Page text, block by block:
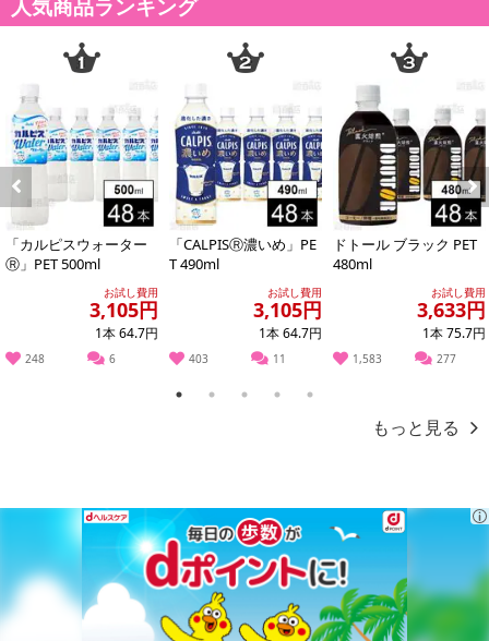
不在票にてご対応ください。
※発送予定日は前後する場合がございます。また商品によって発送
日が異なります。
※dショッピングサンプル百貨店よりお届けする商品は、ご利用いた
だいた後のご感想をいただくことを目的としており、転売等は固く
禁じます。
転売等、目的以外での利用が確認された場合は、サービス利用を停
止させていただきます。
発送日カレンダー
その他共通および商品カテゴリー別注意事項（※必ずご確認くだ
さい）
こちらの情報は 2026-07-09 14:08:36.0での情報となります。
Previous
「カルピスウォーター
Ⓡ」PET 500ml
お試し費用
3,105円
1本 64.7円
248 6
「CALPISⓇ濃いめ」PE
T 490ml
お試し費用
3,105円
1本 64.7円
403 11
ドトール ブラック PET
480ml
お試し費用
3,633円
1本 75.7円
1,583 277
Next
1 2 3 4 5
もっと見る